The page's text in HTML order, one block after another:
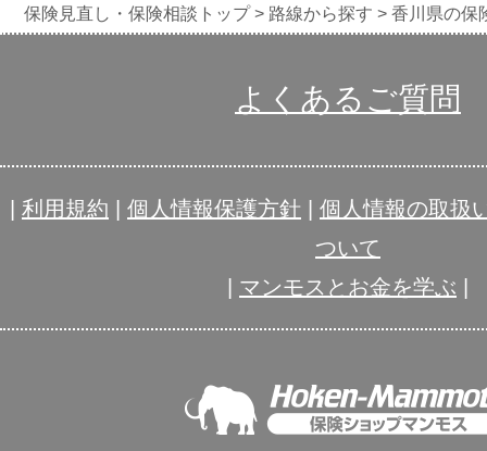
保険見直し・保険相談トップ 路線から探す 香川県の保
よくあるご質問
利用規約 個人情報保護方針
個人情報の取扱
ついて
マンモスとお金を学ぶ